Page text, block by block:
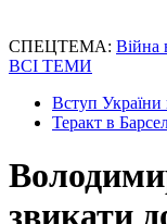
СПЕЦТЕМА: Війна
ВСІ ТЕМИ
Вступ
Теракт в
звикати